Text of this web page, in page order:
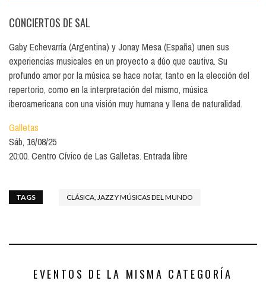
CONCIERTOS DE SAL
Gaby Echevarría (Argentina) y Jonay Mesa (España) unen sus
experiencias musicales en un proyecto a dúo que cautiva. Su
profundo amor por la música se hace notar, tanto en la elección del
repertorio, como en la interpretación del mismo, música
iberoamericana con una visión muy humana y llena de naturalidad.
Galletas
Sáb, 16/08/25
20:00. Centro Cívico de Las Galletas. Entrada libre
TAGS CLÁSICA, JAZZ Y MÚSICAS DEL MUNDO
EVENTOS DE LA MISMA CATEGORÍA